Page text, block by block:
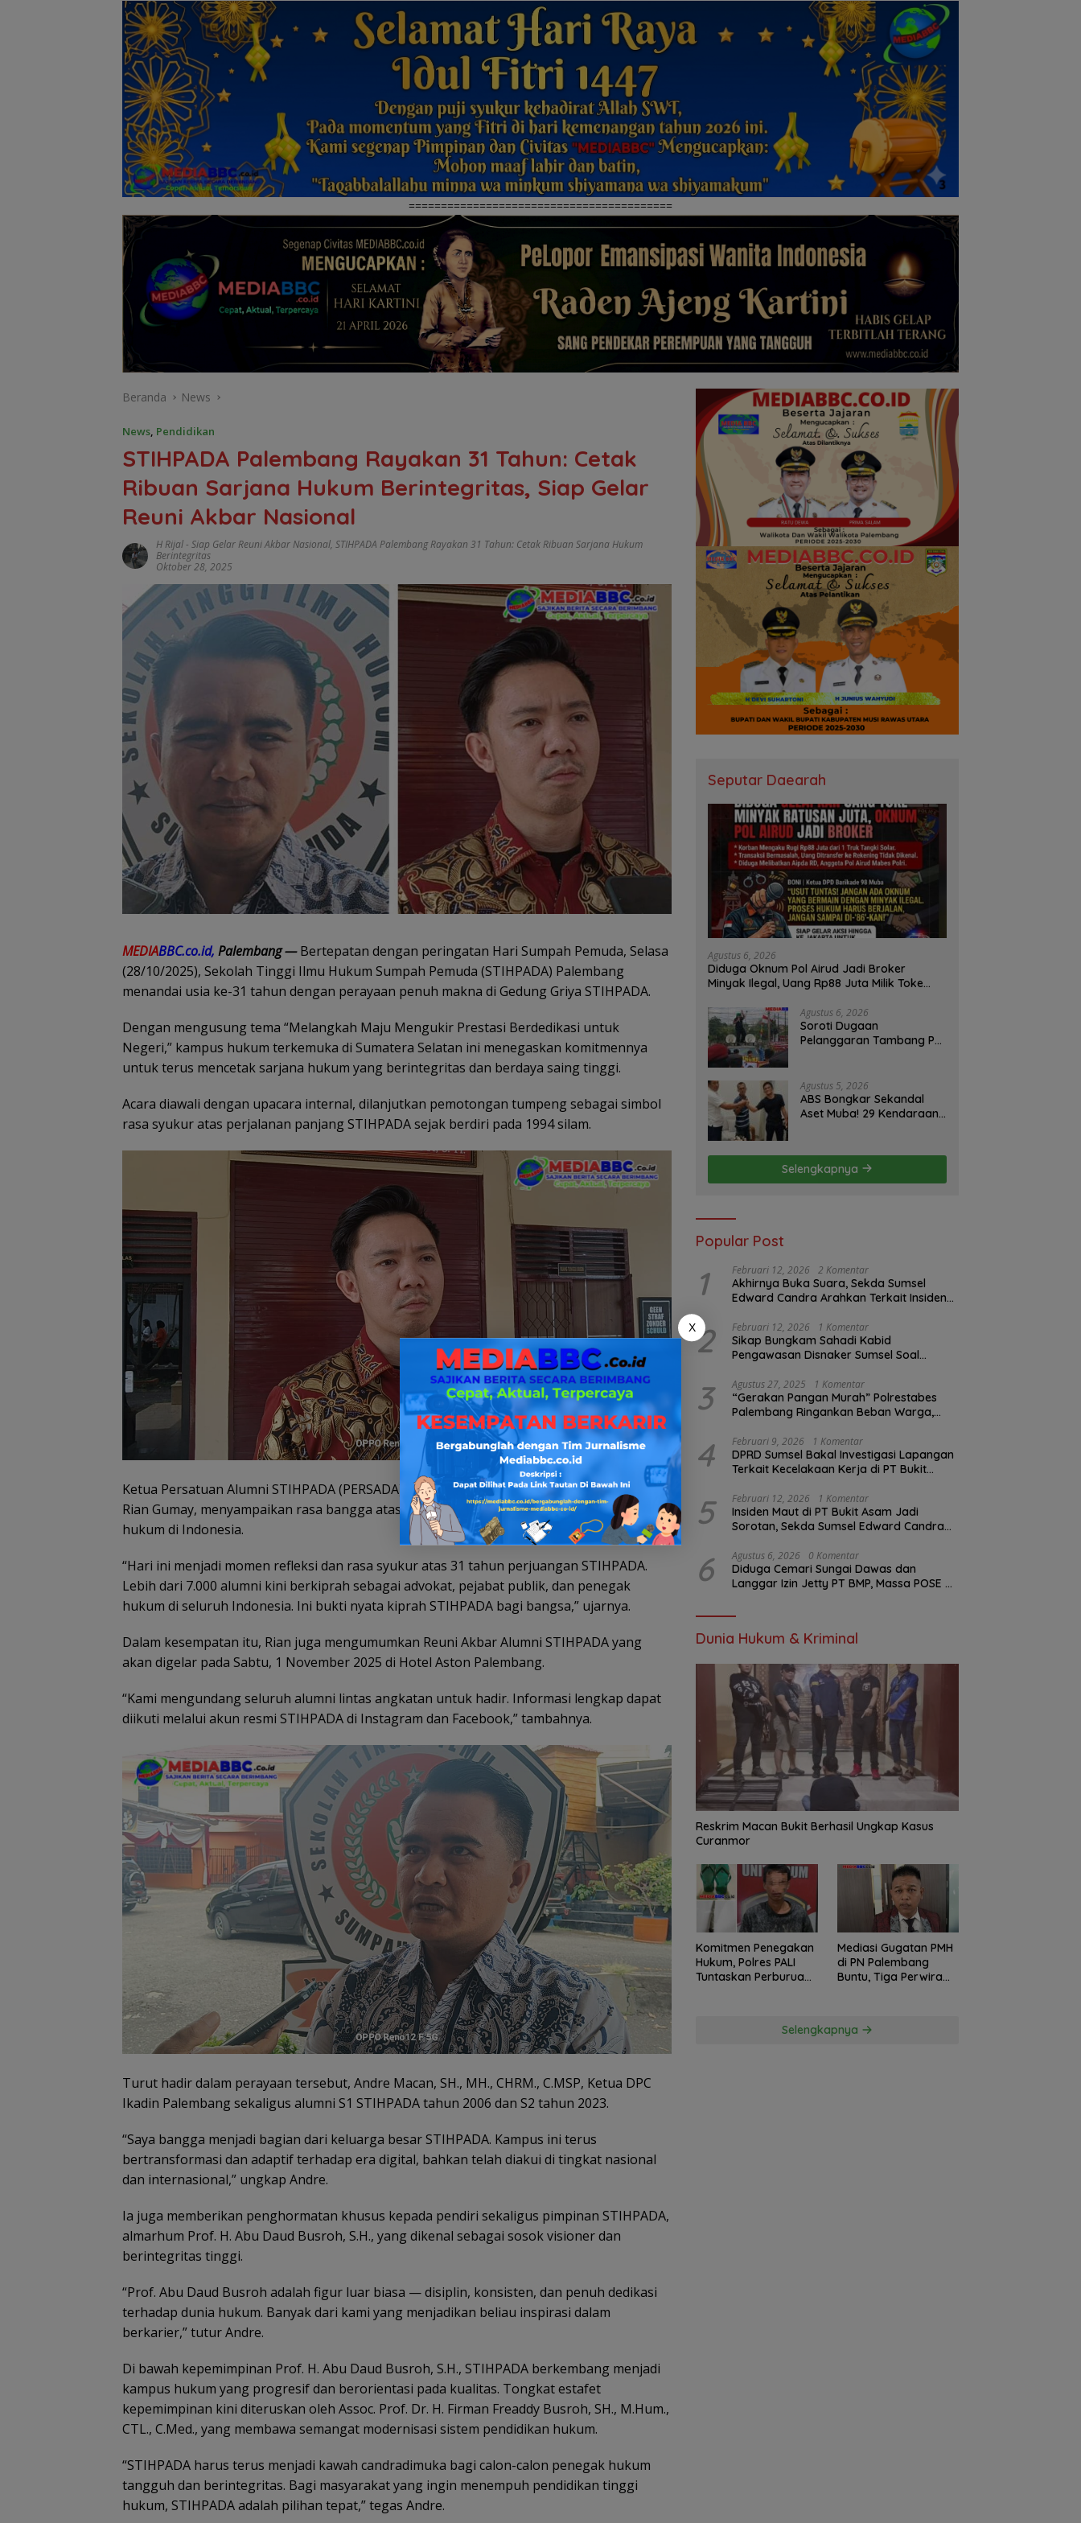
=========================================
Beranda News
News Pendidikan
STIHPADA Palembang Rayakan 31 Tahun: Cetak
Ribuan Sarjana Hukum Berintegritas, Siap Gelar
Reuni Akbar Nasional
H Rijal- Siap Gelar Reuni Akbar Nasional, STIHPADA Palembang Rayakan 31 Tahun: Cetak Ribuan Sarjana Hukum
Berintegritas
Oktober 28, 2025
MEDIABBC.co.id, Palembang —Bertepatan dengan peringatan Hari Sumpah Pemuda, Selasa
(28/10/2025), Sekolah Tinggi Ilmu Hukum Sumpah Pemuda (STIHPADA) Palembang
menandai usia ke-31 tahun dengan perayaan penuh makna di Gedung Griya STIHPADA.
Dengan mengusung tema “Melangkah Maju Mengukir Prestasi Berdedikasi untuk
Negeri,” kampus hukum terkemuka di Sumatera Selatan ini menegaskan komitmennya
untuk terus mencetak sarjana hukum yang berintegritas dan berdaya saing tinggi.
Acara diawali dengan upacara internal, dilanjutkan pemotongan tumpeng sebagai simbol
rasa syukur atas perjalanan panjang STIHPADA sejak berdiri pada 1994 silam.
Ketua Persatuan Alumni STIHPADA (PERSADA), M. Gustriyan, SH., MH. atau akrab disapa
Rian Gumay, menyampaikan rasa bangga atas kontribusi nyata almamater terhadap dunia
hukum di Indonesia.
“Hari ini menjadi momen refleksi dan rasa syukur atas 31 tahun perjuangan STIHPADA.
Lebih dari 7.000 alumni kini berkiprah sebagai advokat, pejabat publik, dan penegak
hukum di seluruh Indonesia. Ini bukti nyata kiprah STIHPADA bagi bangsa,” ujarnya.
Dalam kesempatan itu, Rian juga mengumumkan Reuni Akbar Alumni STIHPADA yang
akan digelar pada Sabtu, 1 November 2025 di Hotel Aston Palembang.
“Kami mengundang seluruh alumni lintas angkatan untuk hadir. Informasi lengkap dapat
diikuti melalui akun resmi STIHPADA di Instagram dan Facebook,” tambahnya.
Turut hadir dalam perayaan tersebut, Andre Macan, SH., MH., CHRM., C.MSP, Ketua DPC
Ikadin Palembang sekaligus alumni S1 STIHPADA tahun 2006 dan S2 tahun 2023.
“Saya bangga menjadi bagian dari keluarga besar STIHPADA. Kampus ini terus
bertransformasi dan adaptif terhadap era digital, bahkan telah diakui di tingkat nasional
dan internasional,” ungkap Andre.
Ia juga memberikan penghormatan khusus kepada pendiri sekaligus pimpinan STIHPADA,
almarhum Prof. H. Abu Daud Busroh, S.H., yang dikenal sebagai sosok visioner dan
berintegritas tinggi.
“Prof. Abu Daud Busroh adalah figur luar biasa — disiplin, konsisten, dan penuh dedikasi
terhadap dunia hukum. Banyak dari kami yang menjadikan beliau inspirasi dalam
berkarier,” tutur Andre.
Di bawah kepemimpinan Prof. H. Abu Daud Busroh, S.H., STIHPADA berkembang menjadi
kampus hukum yang progresif dan berorientasi pada kualitas. Tongkat estafet
kepemimpinan kini diteruskan oleh Assoc. Prof. Dr. H. Firman Freaddy Busroh, SH., M.Hum.,
CTL., C.Med., yang membawa semangat modernisasi sistem pendidikan hukum.
“STIHPADA harus terus menjadi kawah candradimuka bagi calon-calon penegak hukum
tangguh dan berintegritas. Bagi masyarakat yang ingin menempuh pendidikan tinggi
hukum, STIHPADA adalah pilihan tepat,” tegas Andre.
Seputar Daearah
Agustus 6, 2026
Diduga Oknum Pol Airud Jadi Broker
Minyak Ilegal, Uang Rp88 Juta Milik Toke
Agustus 6, 2026
Soroti Dugaan
Pelanggaran Tambang PT
Minggu ke Pemerintah
Agustus 5, 2026
ABS Bongkar Sekandal
Aset Muba! 29 Kendaraan
Selengkapnya
Popular Post
1 Februari 12, 2026 2 Komentar
Akhirnya Buka Suara, Sekda Sumsel
Edward Candra Arahkan Terkait Insiden
2 Februari 12, 2026 1 Komentar
Sikap Bungkam Sahadi Kabid
Pengawasan Disnaker Sumsel Soal
Pengawasan K3?
3 Agustus 27, 2025 1 Komentar
“Gerakan Pangan Murah” Polrestabes
Palembang Ringankan Beban Warga,
4 Februari 9, 2026 1 Komentar
DPRD Sumsel Bakal Investigasi Lapangan
Terkait Kecelakaan Kerja di PT Bukit
5 Februari 12, 2026 1 Komentar
Insiden Maut di PT Bukit Asam Jadi
Sorotan, Sekda Sumsel Edward Candra
6 Agustus 6, 2026 0 Komentar
Diduga Cemari Sungai Dawas dan
Langgar Izin Jetty PT BMP, Massa POSE RI
Pengusutan Tuntas
Dunia Hukum & Kriminal
Reskrim Macan Bukit Berhasil Ungkap Kasus
Curanmor
Komitmen Penegakan
Hukum, Polres PALI
Tuntaskan Perburuan
Mediasi Gugatan PMH
di PN Palembang
Buntu, Tiga Perwira
Pertanyakan
Selengkapnya
X